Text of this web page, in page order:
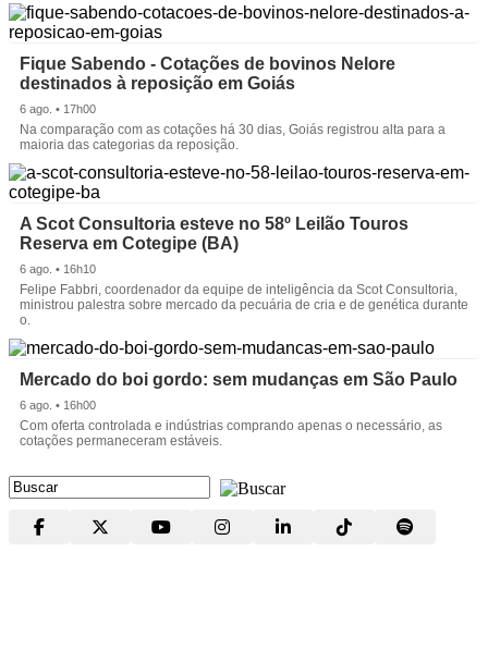
Fique Sabendo - Cotações de bovinos Nelore
destinados à reposição em Goiás
6 ago. • 17h00
Na comparação com as cotações há 30 dias, Goiás registrou alta para a
maioria das categorias da reposição.
A Scot Consultoria esteve no 58º Leilão Touros
Reserva em Cotegipe (BA)
6 ago. • 16h10
Felipe Fabbri, coordenador da equipe de inteligência da Scot Consultoria,
ministrou palestra sobre mercado da pecuária de cria e de genética durante
o.
Mercado do boi gordo: sem mudanças em São Paulo
6 ago. • 16h00
Com oferta controlada e indústrias comprando apenas o necessário, as
cotações permaneceram estáveis.